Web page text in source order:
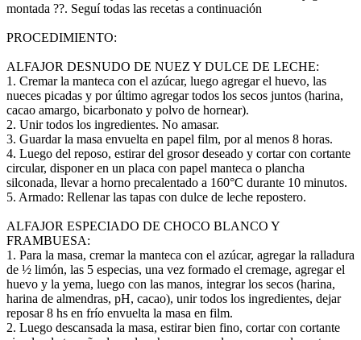
montada ??. Seguí todas las recetas a continuación
PROCEDIMIENTO:
ALFAJOR DESNUDO DE NUEZ Y DULCE DE LECHE:
1. Cremar la manteca con el azúcar, luego agregar el huevo, las
nueces picadas y por último agregar todos los secos juntos (harina,
cacao amargo, bicarbonato y polvo de hornear).
2. Unir todos los ingredientes. No amasar.
3. Guardar la masa envuelta en papel film, por al menos 8 horas.
4. Luego del reposo, estirar del grosor deseado y cortar con cortante
circular, disponer en un placa con papel manteca o plancha
silconada, llevar a horno precalentado a 160°C durante 10 minutos.
5. Armado: Rellenar las tapas con dulce de leche repostero.
ALFAJOR ESPECIADO DE CHOCO BLANCO Y
FRAMBUESA:
1. Para la masa, cremar la manteca con el azúcar, agregar la ralladura
de ½ limón, las 5 especias, una vez formado el cremage, agregar el
huevo y la yema, luego con las manos, integrar los secos (harina,
harina de almendras, pH, cacao), unir todos los ingredientes, dejar
reposar 8 hs en frío envuelta la masa en film.
2. Luego descansada la masa, estirar bien fino, cortar con cortante